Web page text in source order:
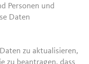
Personen und
Daten
zu aktualisieren,